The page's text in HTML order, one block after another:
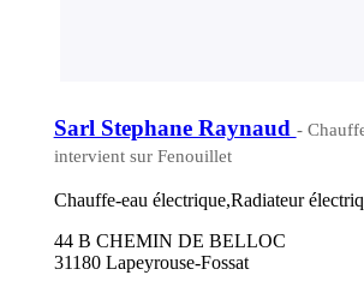
Sarl Stephane Raynaud -
intervient sur Fenouillet
Chauffe-eau électrique,Radiateur
44 B CHEMIN DE BELLOC
31180 Lapeyrouse-Fossat